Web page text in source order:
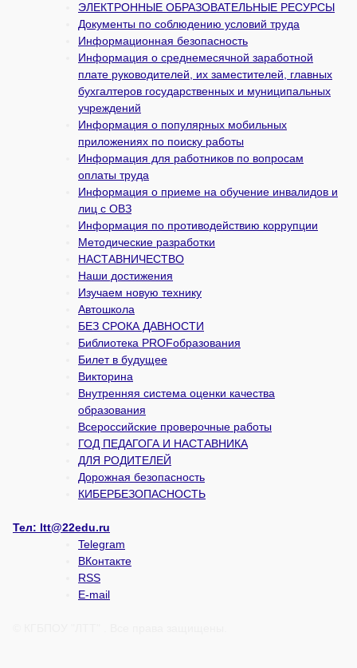
ЭЛЕКТРОННЫЕ ОБРАЗОВАТЕЛЬНЫЕ РЕСУРСЫ
Документы по соблюдению условий труда
Информационная безопасность
Информация о среднемесячной заработной
плате руководителей, их заместителей, главных
бухгалтеров государственных и муни­ципальных
учреждений
Информация о популярных мобильных
приложениях по поиску работы
Информация для работников по вопросам
оплаты труда
Информация о приеме на обучение инвалидов и
лиц с ОВЗ
Информация по противодействию коррупции
Методические разработки
НАСТАВНИЧЕСТВО
Наши достижения
Изучаем новую технику
Автошкола
БЕЗ СРОКА ДАВНОСТИ
Библиотека PROFобразования
Билет в будущее
Викторина
Внутренняя система оценки качества
образования
Всероссийские проверочные работы
ГОД ПЕДАГОГА И НАСТАВНИКА
ДЛЯ РОДИТЕЛЕЙ
Дорожная безопасность
КИБЕРБЕЗОПАСНОСТЬ
Тел: ltt@22edu.ru
Telegram
ВКонтакте
RSS
E-mail